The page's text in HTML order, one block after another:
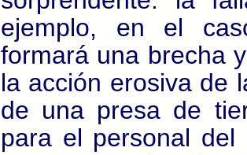
ejemplo, en el
formará una brecha
la acción erosiva de
de una presa de
para el personal del